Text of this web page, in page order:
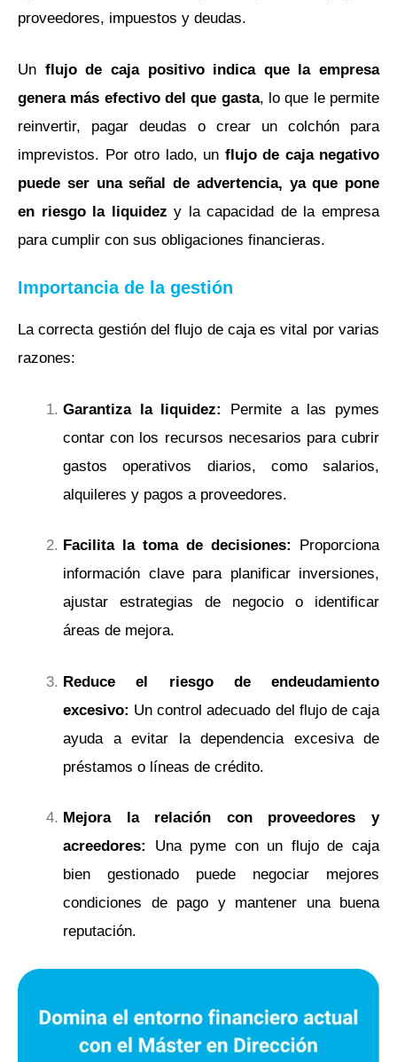
proveedores, impuestos y deudas.
Un flujo de caja positivo indica que la empresa
genera más efectivo del que gasta, lo que le permite
reinvertir, pagar deudas o crear un colchón para
imprevistos. Por otro lado, un flujo de caja negativo
puede ser una señal de advertencia, ya que pone
en riesgo la liquidez y la capacidad de la empresa
para cumplir con sus obligaciones financieras.
Importancia de la gestión
La correcta gestión del flujo de caja es vital por varias
razones:
Garantiza la liquidez:
Permite a las pymes
contar con los recursos necesarios para cubrir
gastos operativos diarios, como salarios,
alquileres y pagos a proveedores.
Facilita la toma de decisiones:
Proporciona
información clave para planificar inversiones,
ajustar estrategias de negocio o identificar
áreas de mejora.
Reduce el riesgo de endeudamiento
excesivo: Un control adecuado del flujo de caja
ayuda a evitar la dependencia excesiva de
préstamos o líneas de crédito.
Mejora la relación con proveedores y
acreedores:
Una pyme con un flujo de caja
bien gestionado puede negociar mejores
condiciones de pago y mantener una buena
reputación.